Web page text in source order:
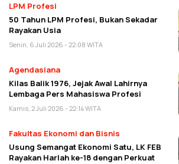
LPM Profesi
50 Tahun LPM Profesi, Bukan Sekadar
Rayakan Usia
Senin, 6 Juli 2026 - 22:08 WITA
Agendasiana
Kilas Balik 1976, Jejak Awal Lahirnya
Lembaga Pers Mahasiswa Profesi
Kamis, 2 Juli 2026 - 22:14 WITA
Fakultas Ekonomi dan Bisnis
Usung Semangat Ekonomi Satu, LK FEB
Rayakan Harlah ke-18 dengan Perkuat